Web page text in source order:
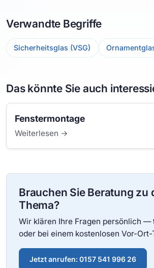
Verwandte Begriffe
Sicherheitsglas (VSG)
Das könnte Sie auch
Fenstermontage
Weiterlesen →
Brauchen Sie Beratung zu
Thema?
Wir klären Ihre Fragen persönlich —
oder bei einem kostenlosen Vor-Ort-
Jetzt anrufen: 0157 541 996 26